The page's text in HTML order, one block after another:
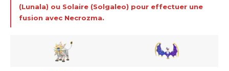
(Lunala) ou Solaire (Solgaleo) pour effectuer une
fusion avec Necrozma.